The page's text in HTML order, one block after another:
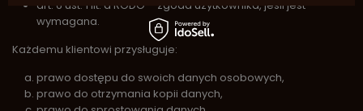
art. 6 ust. 1 lit. a RODO – zgoda użytkownika, jeśli jest
wymagana.
Każdemu klientowi przysługuje:
prawo dostępu do swoich danych osobowych,
prawo do otrzymania kopii danych,